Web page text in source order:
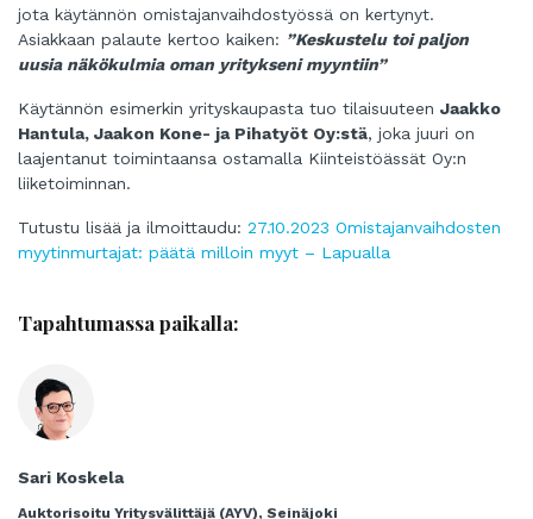
jota käytännön omistajanvaihdostyössä on kertynyt.
Asiakkaan palaute kertoo kaiken: ”Keskustelu toi paljon
uusia näkökulmia oman yritykseni myyntiin”
Käytännön esimerkin yrityskaupasta tuo tilaisuuteen Jaakko
Hantula, Jaakon Kone- ja Pihatyöt Oy:stä, joka juuri on
laajentanut toimintaansa ostamalla Kiinteistöässät Oy:n
liiketoiminnan.
Tutustu lisää ja ilmoittaudu: 27.10.2023 Omistajanvaihdosten
myytinmurtajat: päätä milloin myyt – Lapualla
Tapahtumassa paikalla:
Sari Koskela
Auktorisoitu Yritysvälittäjä (AYV), Seinäjoki